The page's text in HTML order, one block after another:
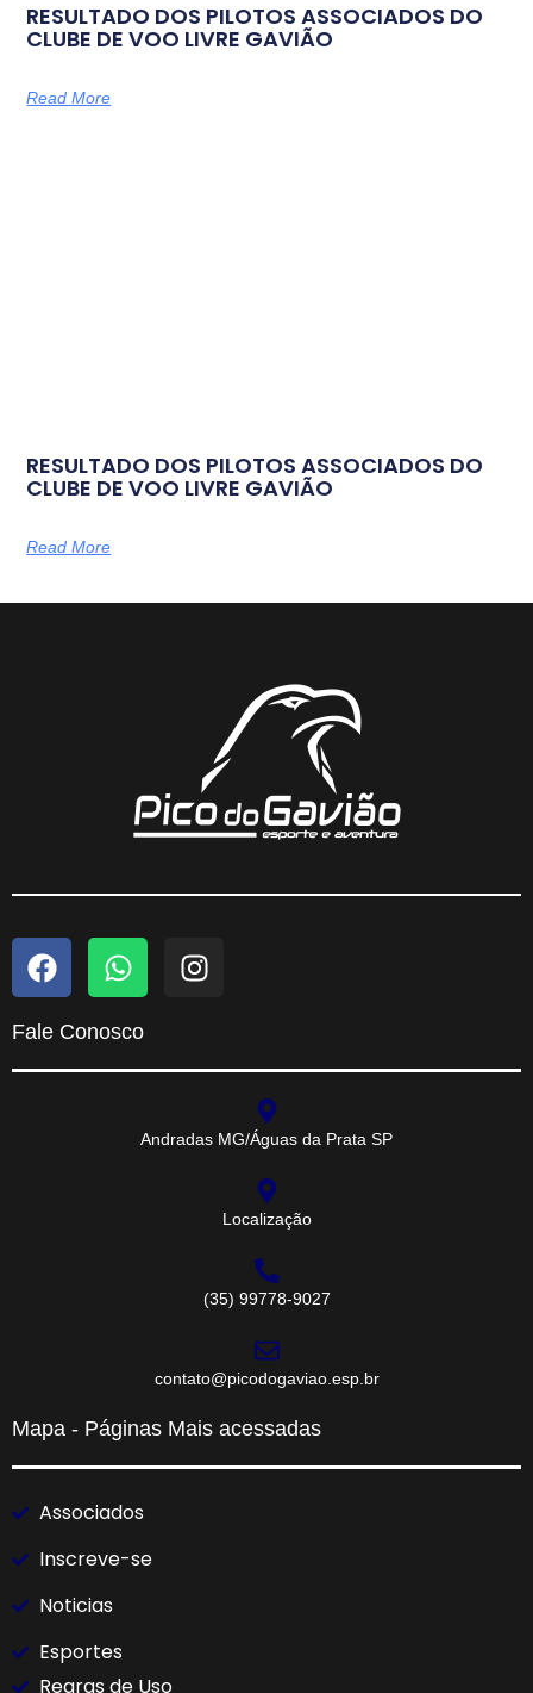
RESULTADO DOS PILOTOS ASSOCIADOS DO
CLUBE DE VOO LIVRE GAVIÃO
Read More
RESULTADO DOS PILOTOS ASSOCIADOS DO
CLUBE DE VOO LIVRE GAVIÃO
Read More
Fale Conosco
Andradas MG/Águas da Prata SP
Localização
(35) 99778-9027
contato@picodogaviao.esp.br
Mapa - Páginas Mais acessadas
Associados
Inscreve-se
Noticias
Esportes
Regras de Uso